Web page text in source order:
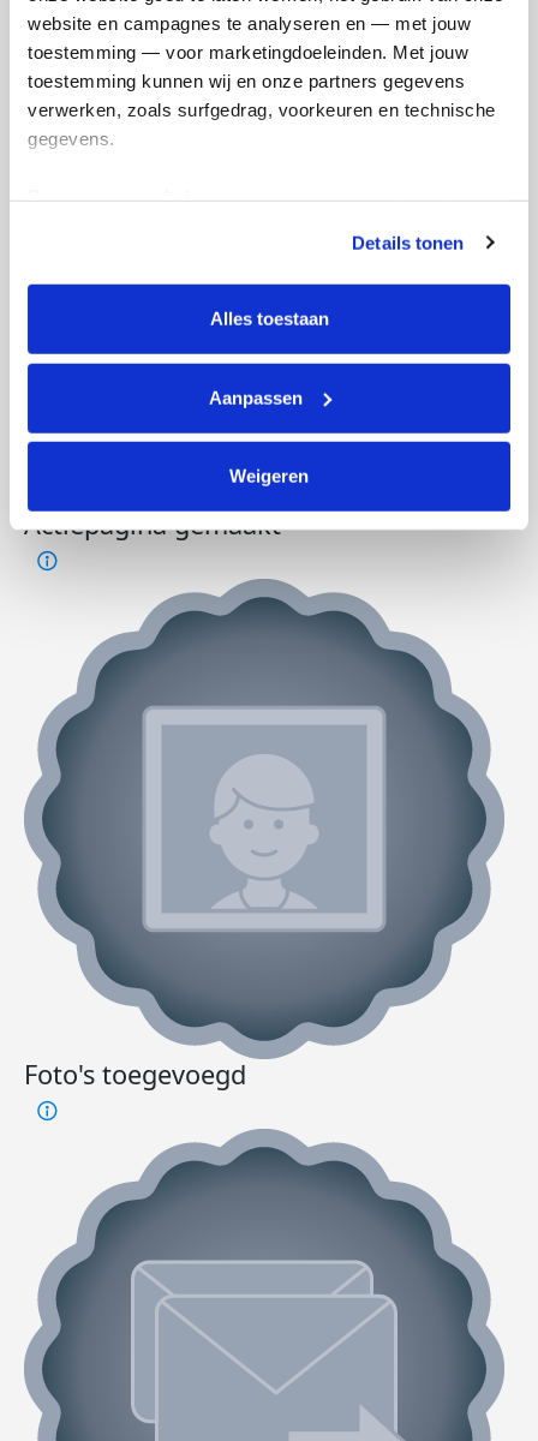
website en campagnes te analyseren en — met jouw
toestemming — voor marketingdoeleinden. Met jouw
toestemming kunnen wij en onze partners gegevens
verwerken, zoals surfgedrag, voorkeuren en technische
gegevens.
tonen. Je kunt je toestemming op elk moment wijzigen of
intrekken via Cookie instellingen onderaan de pagina. De
lijst met cookies is te vinden in het tabblad “details”.
Details tonen
Alles toestaan
Aanpassen
Weigeren
Actiepagina gemaakt
Foto's toegevoegd